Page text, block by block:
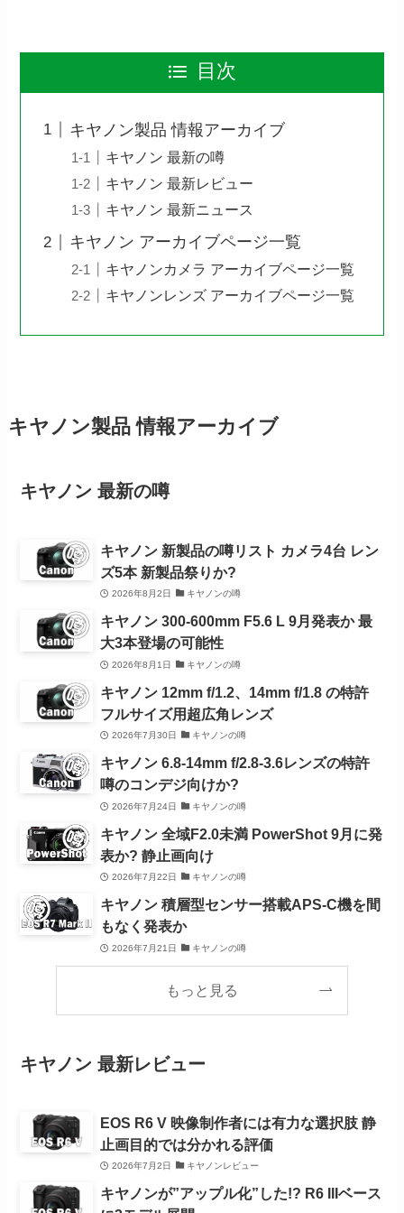
目次
キヤノン製品 情報アーカイブ
キヤノン 最新の噂
キヤノン 最新レビュー
キヤノン 最新ニュース
キヤノン アーカイブページ一覧
キヤノンカメラ アーカイブページ一覧
キヤノンレンズ アーカイブページ一覧
キヤノン製品 情報アーカイブ
キヤノン 最新の噂
キヤノン 新製品の噂リスト カメラ4台 レン
ズ5本 新製品祭りか?
2026年8月2日 キヤノンの噂
キヤノン 300-600mm F5.6 L 9月発表か 最
大3本登場の可能性
2026年8月1日 キヤノンの噂
キヤノン 12mm f/1.2、14mm f/1.8 の特許
フルサイズ用超広角レンズ
2026年7月30日 キヤノンの噂
キヤノン 6.8-14mm f/2.8-3.6レンズの特許
噂のコンデジ向けか?
2026年7月24日 キヤノンの噂
キヤノン 全域F2.0未満 PowerShot 9月に発
表か? 静止画向け
2026年7月22日 キヤノンの噂
キヤノン 積層型センサー搭載APS-C機を間
もなく発表か
2026年7月21日 キヤノンの噂
もっと見る
キヤノン 最新レビュー
EOS R6 V 映像制作者には有力な選択肢 静
止画目的では分かれる評価
2026年7月2日 キヤノンレビュー
キヤノンが”アップル化”した!? R6 IIIベース